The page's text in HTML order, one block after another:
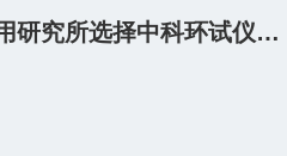
庆贺上海航空化工应用研究所选择中科环试仪器！